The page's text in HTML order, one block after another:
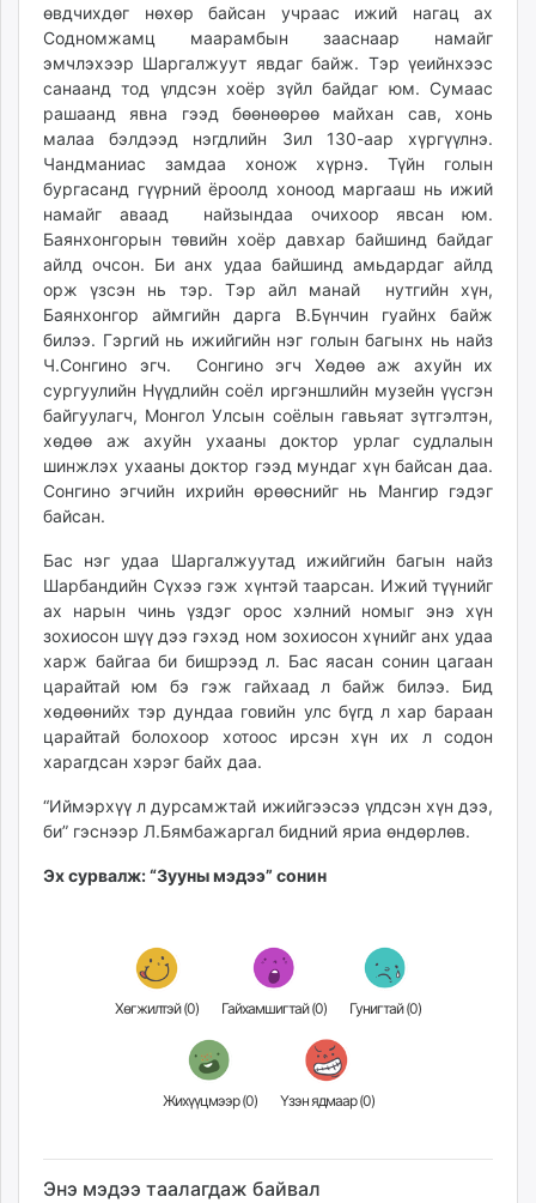
өвдчихдөг нөхөр байсан учраас ижий нагац ах
Содномжамц маарамбын зааснаар намайг
эмчлэхээр Шаргалжуут явдаг байж. Тэр үеийнхээс
санаанд тод үлдсэн хоёр зүйл байдаг юм. Сумаас
рашаанд явна гээд бөөнөөрөө майхан сав, хонь
малаа бэлдээд нэгдлийн Зил 130-аар хүргүүлнэ.
Чандманиас замдаа хонож хүрнэ. Түйн голын
бургасанд гүүрний ёроолд хоноод маргааш нь ижий
намайг аваад найзындаа очихоор явсан юм.
Баянхонгорын төвийн хоёр давхар байшинд байдаг
айлд очсон. Би анх удаа байшинд амьдардаг айлд
орж үзсэн нь тэр. Тэр айл манай нутгийн хүн,
Баянхонгор аймгийн дарга В.Бүнчин гуайнх байж
билээ. Гэргий нь ижийгийн нэг голын багынх нь найз
Ч.Сонгино эгч. Сонгино эгч Хөдөө аж ахуйн их
сургуулийн Нүүдлийн соёл иргэншлийн музейн үүсгэн
байгуулагч, Монгол Улсын соёлын гавьяат зүтгэлтэн,
хөдөө аж ахуйн ухааны доктор урлаг судлалын
шинжлэх ухааны доктор гээд мундаг хүн байсан даа.
Сонгино эгчийн ихрийн өрөөснийг нь Мангир гэдэг
байсан.
Бас нэг удаа Шаргалжуутад ижийгийн багын найз
Шарбандийн Сүхээ гэж хүнтэй таарсан. Ижий түүнийг
ах нарын чинь үздэг орос хэлний номыг энэ хүн
зохиосон шүү дээ гэхэд ном зохиосон хүнийг анх удаа
харж байгаа би бишрээд л. Бас яасан сонин цагаан
царайтай юм бэ гэж гайхаад л байж билээ. Бид
хөдөөнийх тэр дундаа говийн улс бүгд л хар бараан
царайтай болохоор хотоос ирсэн хүн их л содон
харагдсан хэрэг байх даа.
“Иймэрхүү л дурсамжтай ижийгээсээ үлдсэн хүн дээ,
би” гэснээр Л.Бямбажаргал бидний яриа өндөрлөв.
Эх сурвалж: “Зууны мэдээ” сонин
Хөгжилтэй (0) Гайхамшигтай (0) Гунигтай (0)
Жихүүцмээр (0) Үзэн ядмаар (0)
Энэ мэдээ таалагдаж байвал